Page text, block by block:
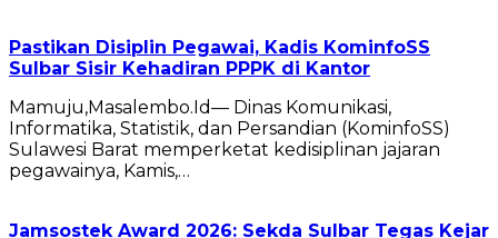
Pastikan Disiplin Pegawai, Kadis KominfoSS
Sulbar Sisir Kehadiran PPPK di Kantor
Mamuju,Masalembo.Id— Dinas Komunikasi,
Informatika, Statistik, dan Persandian (KominfoSS)
Sulawesi Barat memperketat kedisiplinan jajaran
pegawainya, Kamis,…
Jamsostek Award 2026: Sekda Sulbar Tegas Kejar